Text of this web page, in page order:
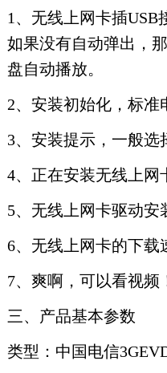
1、无线上网卡插USB
如果没有自动弹出，
盘自动播放。
2、安装初始化，标准
3、安装提示，一般选
4、正在安装无线上网
5、无线上网卡驱动安
6、无线上网卡的下载
7、爽啊，可以看视频
三、产品基本参数
类型：中国电信